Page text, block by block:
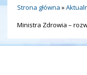
Strona główna »
Ministra Zdrowia –